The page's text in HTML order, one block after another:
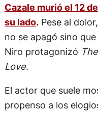
Cazale murió el 12
su lado.Pese al
no se apagó sino
Niro protagonizó
Love.
El actor que suele
propenso a los